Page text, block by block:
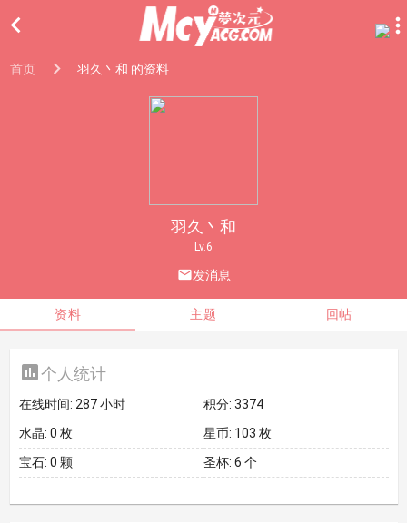

首页 羽久丶和 的资料
羽久丶和
Lv.6
发消息
资料 主题 回帖
个人统计
在线时间: 287 小时 积分: 3374
水晶: 0 枚 星币: 103 枚
宝石: 0 颗 圣杯: 6 个